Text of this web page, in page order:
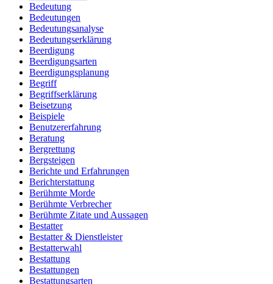
Bedeutung
Bedeutungen
Bedeutungsanalyse
Bedeutungserklärung
Beerdigung
Beerdigungsarten
Beerdigungsplanung
Begriff
Begriffserklärung
Beisetzung
Beispiele
Benutzererfahrung
Beratung
Bergrettung
Bergsteigen
Berichte und Erfahrungen
Berichterstattung
Berühmte Morde
Berühmte Verbrecher
Berühmte Zitate und Aussagen
Bestatter
Bestatter & Dienstleister
Bestatterwahl
Bestattung
Bestattungen
Bestattungsarten